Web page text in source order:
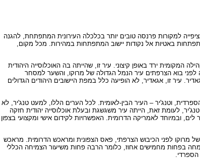
למקורות פרנסה טובים יותר בכלכלה העירונית המתפתחת, להגנה
באטיות אל נקודות יישוב המתפתחות במהירות. מכל מקום,
ירד באופן קיצוני. עיר זו, שהייתה בה האוכלוסייה היהודית
בוא הצרפתים עיר הנמל הגדולה של מרוקו, והשער למסחר
עיר זו, אגאדיר, לא הופיעה כלל במפת היישובים היהודים הגדולים
וטנג'יר – העיר הבין-לאומית. לכל הערים הללו, למעט טנג'יר, לא
לעומת זאת, הייתה עיר משגשגת ובעלת אוכלוסייה יהודית חזקה
ובמיוחד לאמריקה הדרומית. האפשרויות לקידום אישי ומקצועי בצפון
מרוקו לפני הכיבוש הצרפתי, פאס הצפונית ומראכש הדרומית. מראכש
נפש. פאס שמרה על מקומה השלישי ברשימה, אך היא צמחה בפחות מחמישים אחוז, כלומר הרבה פחות משיעור הצמיחה הכללי